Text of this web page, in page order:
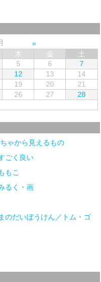
木 金
土
5 6
7
12 13
14
19 20
21
26 27
28
ゃから見えるもの
ごく良い
もこ
るく・画
のだいぼうけん／トム・ゴ